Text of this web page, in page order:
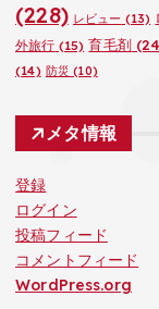
(228) レビュー (13)
外旅行 (15) 育毛剤
(14) 防災 (10)
メタ情報
登録
ログイン
投稿フィード
コメントフィード
WordPress.org